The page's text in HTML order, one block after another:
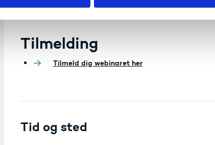
Læs mere om Erasmus+ og mulighederne
Tilmelding
Tilmeld dig webinaret her
Tid og sted